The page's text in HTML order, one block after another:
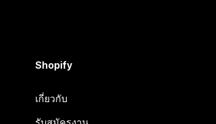
Shopify
เกี่ยวกับ